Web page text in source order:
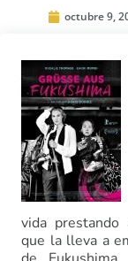
octubre 9,
vida prestando
que la lleva a